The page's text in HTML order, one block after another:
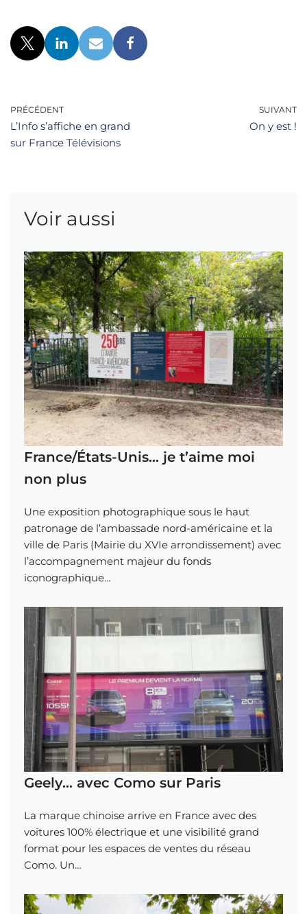
PRÉCÉDENT
L’Info s’affiche en grand
sur France Télévisions
SUIVANT
On y est !
Voir aussi
France/États-Unis… je t’aime moi
non plus
Une exposition photographique sous le haut
patronage de l’ambassade nord-américaine et la
ville de Paris (Mairie du XVIe arrondissement) avec
l’accompagnement majeur du fonds
iconographique…
Geely… avec Como sur Paris
La marque chinoise arrive en France avec des
voitures 100% électrique et une visibilité grand
format pour les espaces de ventes du réseau
Como. Un…